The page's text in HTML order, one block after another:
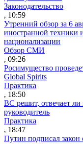
Законодательство
, 10:59
Утренний обзор за 6
иностранной техники
национализации
Обзор СМИ
, 09:26
Росимущество
Global Spirits
Практика
, 18:50
ВС решит, отвечает
руководитель
Практика
, 18:47
Путин подписал